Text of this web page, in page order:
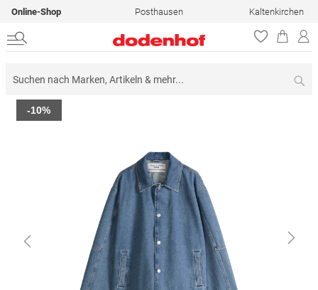
Online-Shop Posthausen Kaltenkirchen
Zum
Ende
-10%